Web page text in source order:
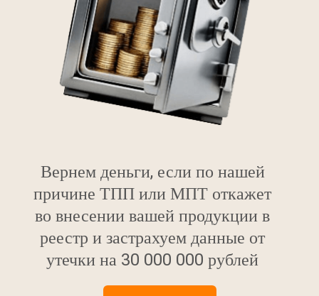
Вернем деньги, если по нашей
причине ТПП или МПТ откажет
во внесении вашей продукции в
реестр и застрахуем данные от
утечки на 30 000 000 рублей